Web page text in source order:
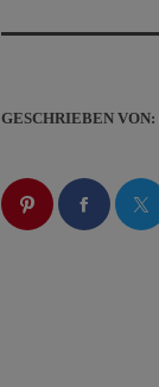
GESCHRIEBEN VON: